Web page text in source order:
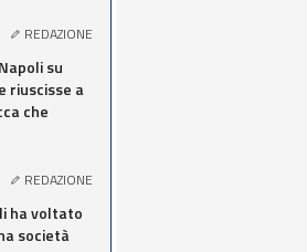
REDAZIONE
su
riuscisse a
che
REDAZIONE
ha voltato
società